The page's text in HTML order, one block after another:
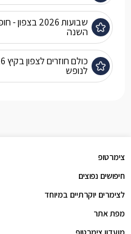
שבועות
השנה
לנופש
צימרטופ
חיפושים נפוצים
לצימרים יוקרתיים במיוחד
מפת אתר